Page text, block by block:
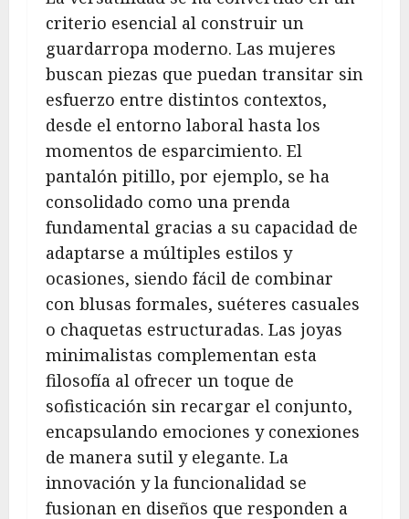
criterio esencial al construir un
guardarropa moderno. Las mujeres
buscan piezas que puedan transitar sin
esfuerzo entre distintos contextos,
desde el entorno laboral hasta los
momentos de esparcimiento. El
pantalón pitillo, por ejemplo, se ha
consolidado como una prenda
fundamental gracias a su capacidad de
adaptarse a múltiples estilos y
ocasiones, siendo fácil de combinar
con blusas formales, suéteres casuales
o chaquetas estructuradas. Las joyas
minimalistas complementan esta
filosofía al ofrecer un toque de
sofisticación sin recargar el conjunto,
encapsulando emociones y conexiones
de manera sutil y elegante. La
innovación y la funcionalidad se
fusionan en diseños que responden a